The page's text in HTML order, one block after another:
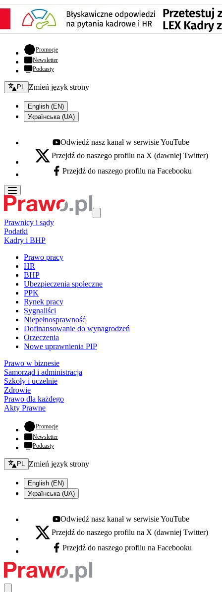
Promocje- otwiera się w nowej karcie
Newsletter
Podcasty
Zmień język - bieżący:
PL Zmień język strony
English (EN)
Українська (UA)
Youtube - otwiera się w nowej karcie
Odwiedź nasz kanał w serwisie YouTube
X - otwiera się w nowej karcie
Przejdź do naszego profilu na X (dawniej Twitter)
Facebook - otwiera się w nowej karcie
Przejdź do naszego profilu na Facebooku
Prawnicy i sądy
Podatki
Kadry i BHP
Prawo pracy
HR
BHP
Ubezpieczenia społeczne
PPK
Rynek pracy
Sygnaliści
Niepełnosprawność
Dofinansowanie do wynagrodzeń
Orzeczenia
Nowe uprawnienia PIP
Prawo w biznesie
Samorząd i administracja
Szkoły i uczelnie
Zdrowie
Prawo dla każdego
Akty Prawne
Promocje- otwiera się w nowej karcie
Newsletter
Podcasty
Zmień język - bieżący:
PL Zmień język strony
English (EN)
Українська (UA)
Youtube - otwiera się w nowej karcie
Odwiedź nasz kanał w serwisie YouTube
X - otwiera się w nowej karcie
Przejdź do naszego profilu na X (dawniej Twitter)
Facebook - otwiera się w nowej karcie
Przejdź do naszego profilu na Facebooku